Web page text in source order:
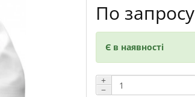
По запросу
Є в наявності
+
−